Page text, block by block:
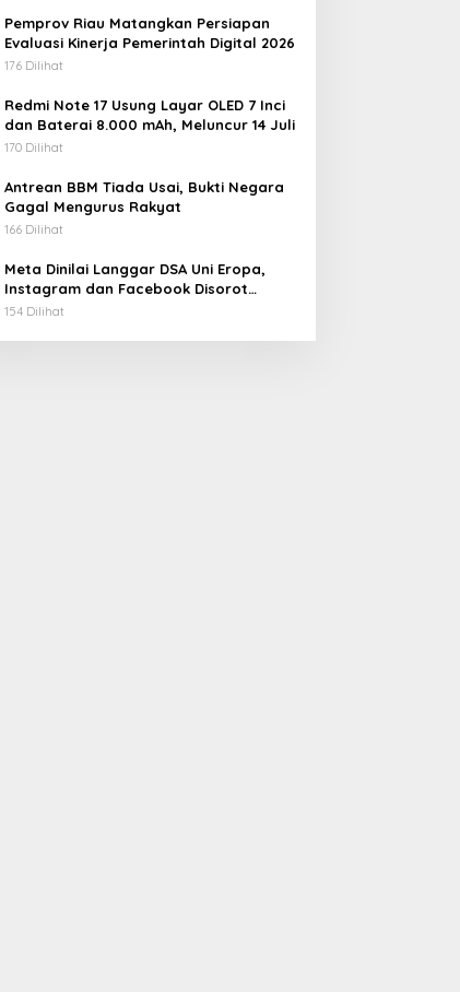
Pemprov Riau Matangkan Persiapan
Evaluasi Kinerja Pemerintah Digital 2026
176 Dilihat
Redmi Note 17 Usung Layar OLED 7 Inci
dan Baterai 8.000 mAh, Meluncur 14 Juli
170 Dilihat
Antrean BBM Tiada Usai, Bukti Negara
Gagal Mengurus Rakyat
166 Dilihat
Meta Dinilai Langgar DSA Uni Eropa,
Instagram dan Facebook Disorot
karena Desain Adiktif
154 Dilihat